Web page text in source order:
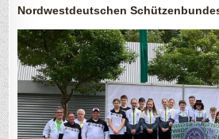
Nordwestdeutschen